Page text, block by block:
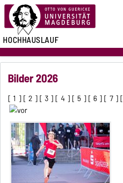
HOCHHAUSLAUF
Bilder 2026
[ 1 ] [ 2 ] [ 3 ] [ 4 ] [ 5 ] [ 6 ] [ 7 ] [